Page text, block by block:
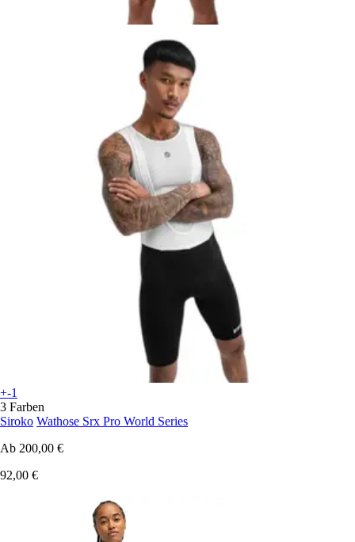
+-1
3 Farben
Siroko Wathose Srx Pro World Series
Ab 200,00 €
92,00 €